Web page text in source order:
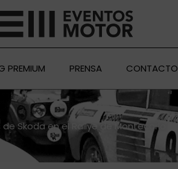
PREMIUM PRENSA CONTACTO
Skoda en el Rallye de Montecarlo